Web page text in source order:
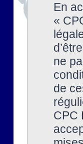
En
«
ne
de
CPC